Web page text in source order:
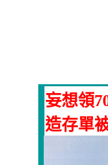
妄想領
造存單